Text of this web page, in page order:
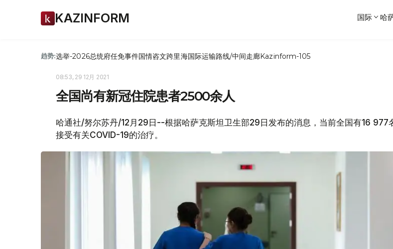
KAZINFORM 国际 哈
趋势:选举-2026总统府任免事件国情咨文跨里海国际运输路线/中间走廊Kazinform-105
08:53, 29 12月 2021
全国尚有新冠住院患者2500余人
哈通社/努尔苏丹/12月29日--根据哈萨克斯坦卫生部29日发布的消息，当前全国有16 977
接受有关COVID-19的治疗。